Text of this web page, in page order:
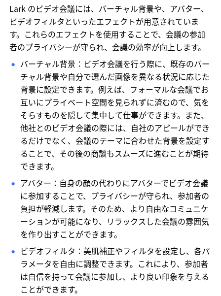
Lark のビデオ会議には、バーチャル背景や、アバター、
ビデオフィルタといったエフェクトが用意されていま
す。これらのエフェクトを使用することで、会議の参加
者のプライバシーが守られ、会議の効率が向上します。
バーチャル背景：ビデオ会議を行う際に、既存のバー
チャル背景や自分で選んだ画像を異なる状況に応じた
背景に設定できます。例えば、フォーマルな会議でお
互いにプライベート空間を見られずに済むので、気を
そらすものを隠して集中して仕事ができます。また、
他社とのビデオ会議の際には、自社のアピールができ
るだけでなく、会議のテーマに合わせた背景を設定す
ることで、その後の商談もスムーズに進むことが期待
できます。
アバター：自身の顔の代わりにアバターでビデオ会議
に参加することで、プライバシーが守られ、参加者の
負担が軽減します。そのため、より自由なコミュニケ
ーションが可能になり、リラックスした会議の雰囲気
を作り出すことができます。
ビデオフィルタ：美肌補正やフィルタを設定し、各パ
ラメータを自由に調整できます。これにより、参加者
は自信を持って会議に参加し、より良い印象を与える
ことができます。